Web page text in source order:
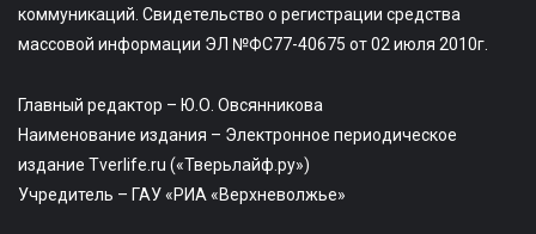
коммуникаций. Свидетельство о регистрации средства
массовой информации ЭЛ №ФС77-40675 от 02 июля 2010г.
Главный редактор – Ю.О. Овсянникова
Наименование издания – Электронное периодическое
издание Tverlife.ru («Тверьлайф.ру»)
Учредитель – ГАУ «РИА «Верхневолжье»